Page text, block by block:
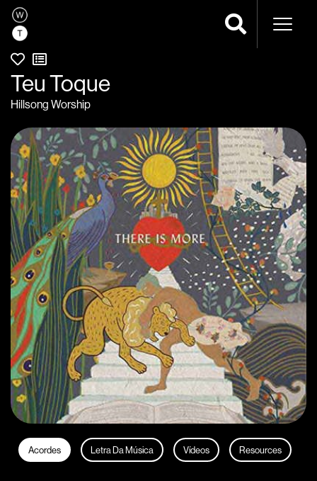
Teu Toque
Hillsong Worship
Acordes Letra Da Música Vídeos Resources